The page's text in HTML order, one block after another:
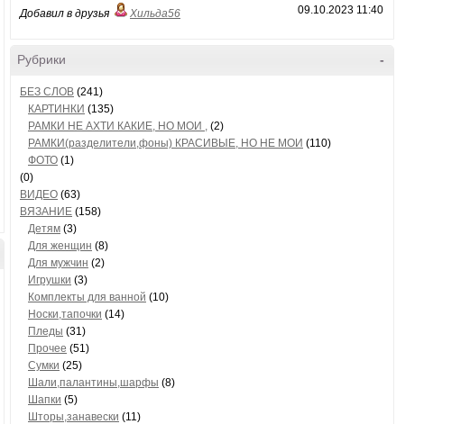
Добавил в друзья Хильда56 09.10.2023 11:40
-
Рубрики
БЕЗ СЛОВ (241)
КАРТИНКИ (135)
РАМКИ НЕ АХТИ КАКИЕ, НО МОИ , (2)
РАМКИ(разделители,фоны) КРАСИВЫЕ, НО НЕ МОИ (110)
ФОТО (1)
(0)
ВИДЕО (63)
ВЯЗАНИЕ (158)
Детям (3)
Для женщин (8)
Для мужчин (2)
Игрушки (3)
Комплекты для ванной (10)
Носки,тапочки (14)
Пледы (31)
Прочее (51)
Сумки (25)
Шали,палантины,шарфы (8)
Шапки (5)
Шторы,занавески (11)